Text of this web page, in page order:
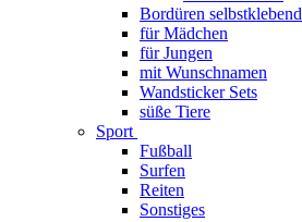
Bordüren selbstklebend
für Mädchen
für Jungen
mit Wunschnamen
Wandsticker Sets
süße Tiere
Sport
Fußball
Surfen
Reiten
Sonstiges